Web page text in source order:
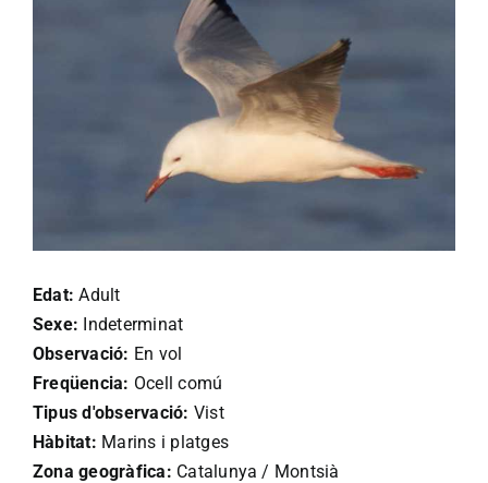
Edat: Adult
Sexe: Indeterminat
Observació: En vol
Freqüencia: Ocell comú
Tipus d'observació: Vist
Hàbitat: Marins i platges
Zona geogràfica: Catalunya / Montsià